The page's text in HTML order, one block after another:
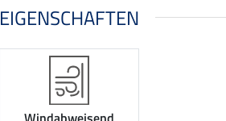
EIGENSCHAFTEN